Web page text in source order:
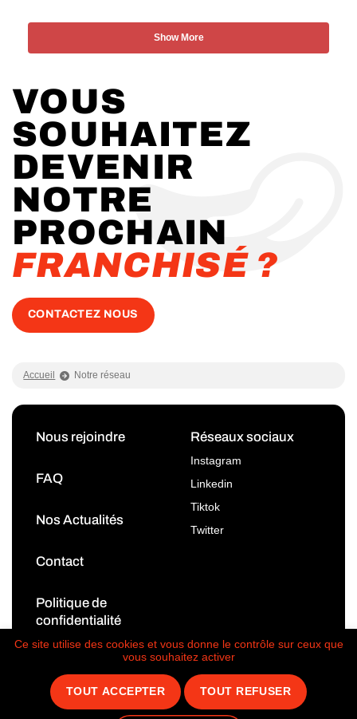
Show More
VOUS
SOUHAITEZ
DEVENIR
NOTRE
PROCHAIN
FRANCHISÉ ?
CONTACTEZ NOUS
Accueil Notre réseau
Nous rejoindre
FAQ
Nos Actualités
Contact
Politique de
confidentialité
Mentions légales
Réseaux sociaux
Instagram
Linkedin
Tiktok
Twitter
Ce site utilise des cookies et vous donne le contrôle sur ceux que
vous souhaitez activer
TOUT ACCEPTER TOUT REFUSER